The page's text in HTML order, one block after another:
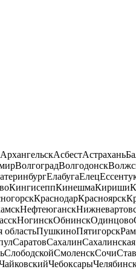
АрхангельскАсбестАстрахань
ВолгоградВолгодонск
ЕлабугаЕлец
КингисеппКинешмаКириши
КраснодарКрасноярск
Нефтеюганск
НогинскОбнинскОдинцово
областьПушкиноПятигорск
СаратовСахалинСахалинская
СлободскойСмоленскСочи
Чебоксары